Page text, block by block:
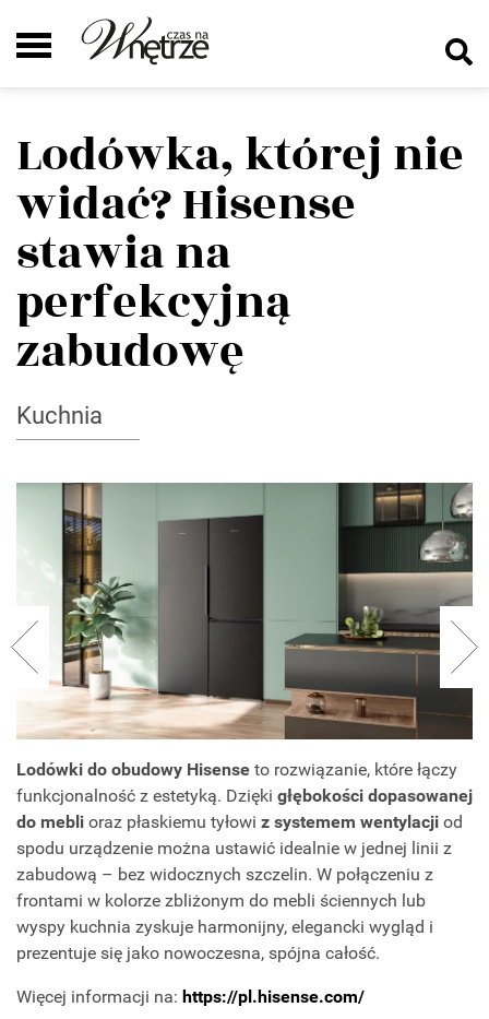
Lodówka, której nie
widać? Hisense
stawia na
perfekcyjną
zabudowę
Kuchnia
Lodówki do obudowy Hisense to rozwiązanie, które łączy
funkcjonalność z estetyką. Dzięki głębokości dopasowanej
do mebli oraz płaskiemu tyłowi z systemem wentylacji od
spodu urządzenie można ustawić idealnie w jednej linii z
zabudową – bez widocznych szczelin. W połączeniu z
frontami w kolorze zbliżonym do mebli ściennych lub
wyspy kuchnia zyskuje harmonijny, elegancki wygląd i
prezentuje się jako nowoczesna, spójna całość.
Więcej informacji na: https://pl.hisense.com/